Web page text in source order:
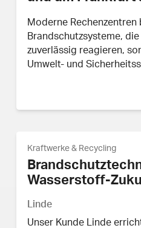
Moderne Rechenzentren
Brandschutzsysteme,
zuverlässig reagieren,
Umwelt- und
Kraftwerke & Recycling
Wasserstoff-
Linde
Unser Kunde Linde